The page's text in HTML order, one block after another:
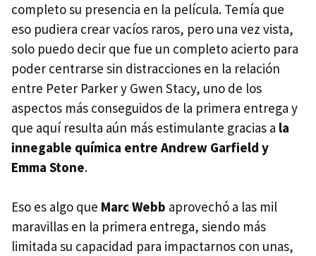
completo su presencia en la película. Temía que
eso pudiera crear vacíos raros, pero una vez vista,
solo puedo decir que fue un completo acierto para
poder centrarse sin distracciones en la relación
entre Peter Parker y Gwen Stacy, uno de los
aspectos más conseguidos de la primera entrega y
que aquí resulta aún más estimulante gracias a la
innegable química entre Andrew Garfield y
Emma Stone.
Eso es algo que Marc Webb aprovechó a las mil
maravillas en la primera entrega, siendo más
limitada su capacidad para impactarnos con unas,